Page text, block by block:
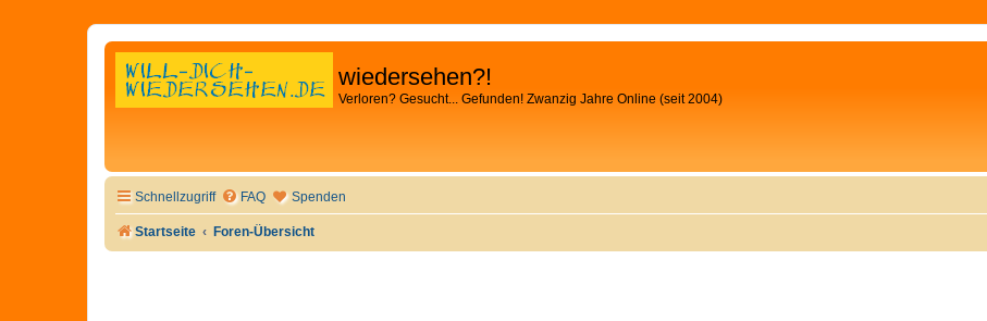
wiedersehen?!
Verloren? Gesucht... Gefunden! Zwanzig Jahre Online (seit 2004)
Schnellzugriff FAQ Spenden
Startseite Foren-Übersicht